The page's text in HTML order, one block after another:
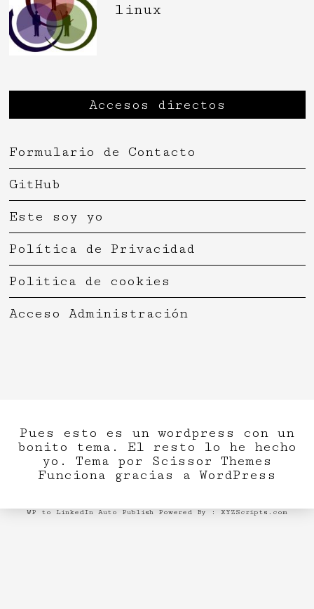
linux
Accesos directos
Formulario de Contacto
GitHub
Este soy yo
Política de Privacidad
Politica de cookies
Acceso Administración
Pues esto es un wordpress con un
bonito tema. El resto lo he hecho
yo. Tema por Scissor Themes
Funciona gracias a WordPress
WP to LinkedIn Auto Publish Powered By : XYZScripts.com